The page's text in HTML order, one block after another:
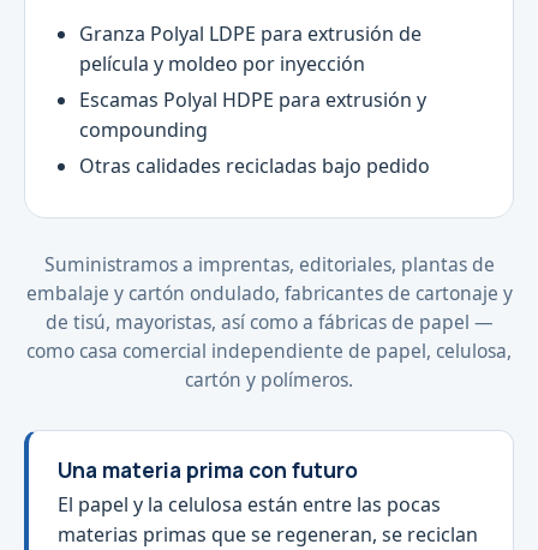
Granza Polyal LDPE para extrusión de
película y moldeo por inyección
Escamas Polyal HDPE para extrusión y
compounding
Otras calidades recicladas bajo pedido
Suministramos a imprentas, editoriales, plantas de
embalaje y cartón ondulado, fabricantes de cartonaje y
de tisú, mayoristas, así como a fábricas de papel —
como casa comercial independiente de papel, celulosa,
cartón y polímeros.
Una materia prima con futuro
El papel y la celulosa están entre las pocas
materias primas que se regeneran, se reciclan